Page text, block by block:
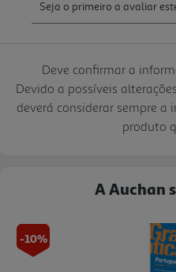
Deve confirmar a
Devido a possíveis
deverá considerar sempre
produto
A Auchan
-10%